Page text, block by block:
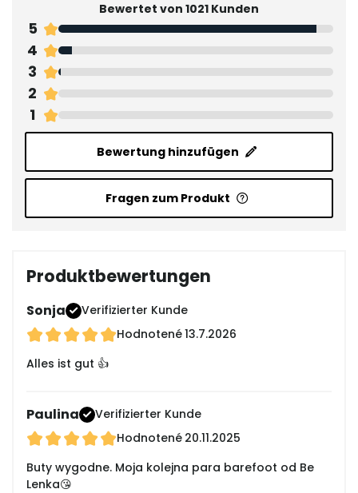
Bewertet von 1021 Kunden
5
4
3
2
1
Bewertung hinzufügen
Fragen zum Produkt
Produktbewertungen
Sonja
Verifizierter Kunde
Hodnotené13.7.2026
Alles ist gut 👍
Paulina
Verifizierter Kunde
Hodnotené 20.11.2025
Buty wygodne. Moja kolejna para barefoot od Be
Lenka😘